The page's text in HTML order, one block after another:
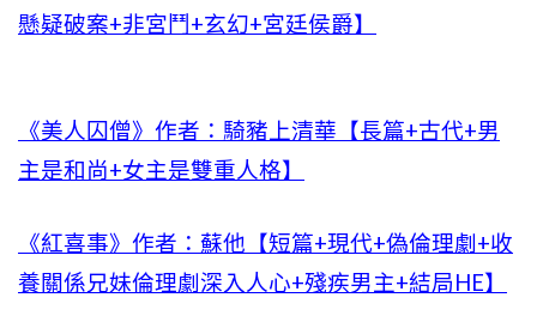
懸疑破案+非宮鬥+玄幻+宮廷侯爵】
《美人囚僧》作者：騎豬上清華【長篇+古代+男
主是和尚+女主是雙重人格】
《紅喜事》作者：蘇他【短篇+現代+偽倫理劇+收
養關係兄妹倫理劇深入人心+殘疾男主+結局HE】